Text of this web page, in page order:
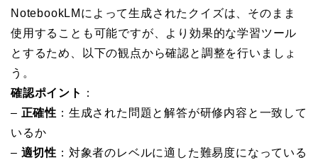
NotebookLMによって生成されたクイズは、そのまま
使用することも可能ですが、より効果的な学習ツール
とするため、以下の観点から確認と調整を行いましょ
う。
確認ポイント
：
– 正確性 ：生成された問題と解答が研修内容と一致して
いるか
– 適切性 ：対象者のレベルに適した難易度になっている